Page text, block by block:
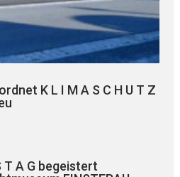
K L I M A S C H U T Z
T A G begeistert